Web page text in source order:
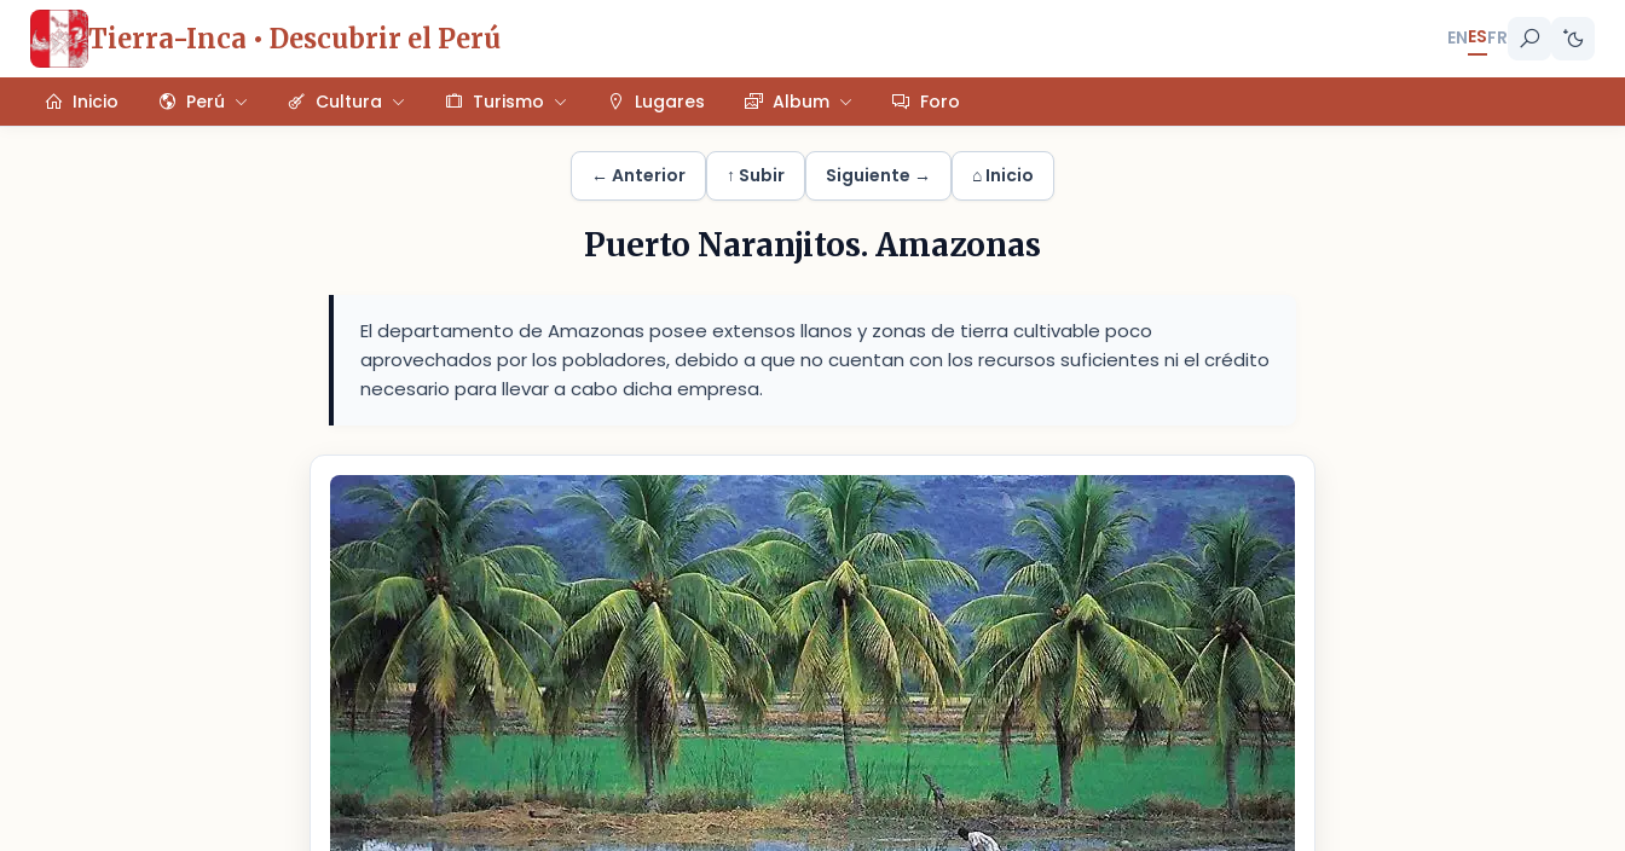
Tierra-Inca • Descubrir el Perú ENESFR
Inicio Perú Cultura Turismo Lugares Album Foro
← Anterior ↑ Subir Siguiente → ⌂ Inicio
Puerto Naranjitos. Amazonas
El departamento de Amazonas posee extensos llanos y zonas de tierra cultivable poco
aprovechados por los pobladores, debido a que no cuentan con los recursos suficientes ni el crédito
necesario para llevar a cabo dicha empresa.